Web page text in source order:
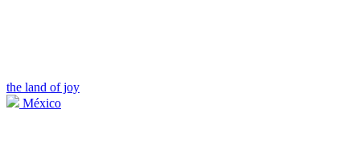
the land of joy
México